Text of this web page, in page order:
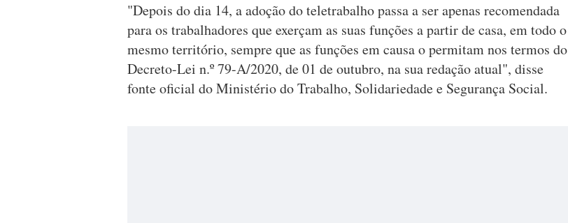
"Depois do dia 14, a adoção do teletrabalho passa a ser apenas recomendada
para os trabalhadores que exerçam as suas funções a partir de casa, em todo o
mesmo território, sempre que as funções em causa o permitam nos termos do
Decreto-Lei n.º 79-A/2020, de 01 de outubro, na sua redação atual", disse
fonte oficial do Ministério do Trabalho, Solidariedade e Segurança Social.